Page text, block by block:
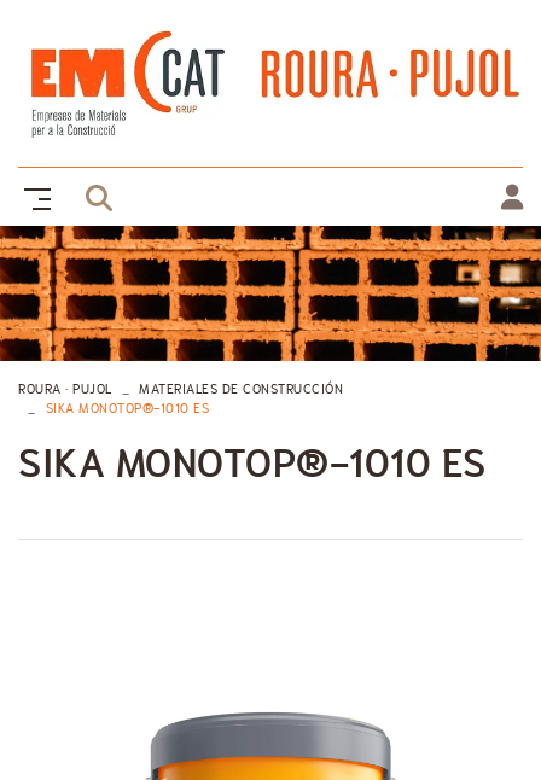
ROURA · PUJOL
MATERIALES DE CONSTRUCCIÓN
SIKA MONOTOP®-1010 ES
SIKA MONOTOP®-1010 ES